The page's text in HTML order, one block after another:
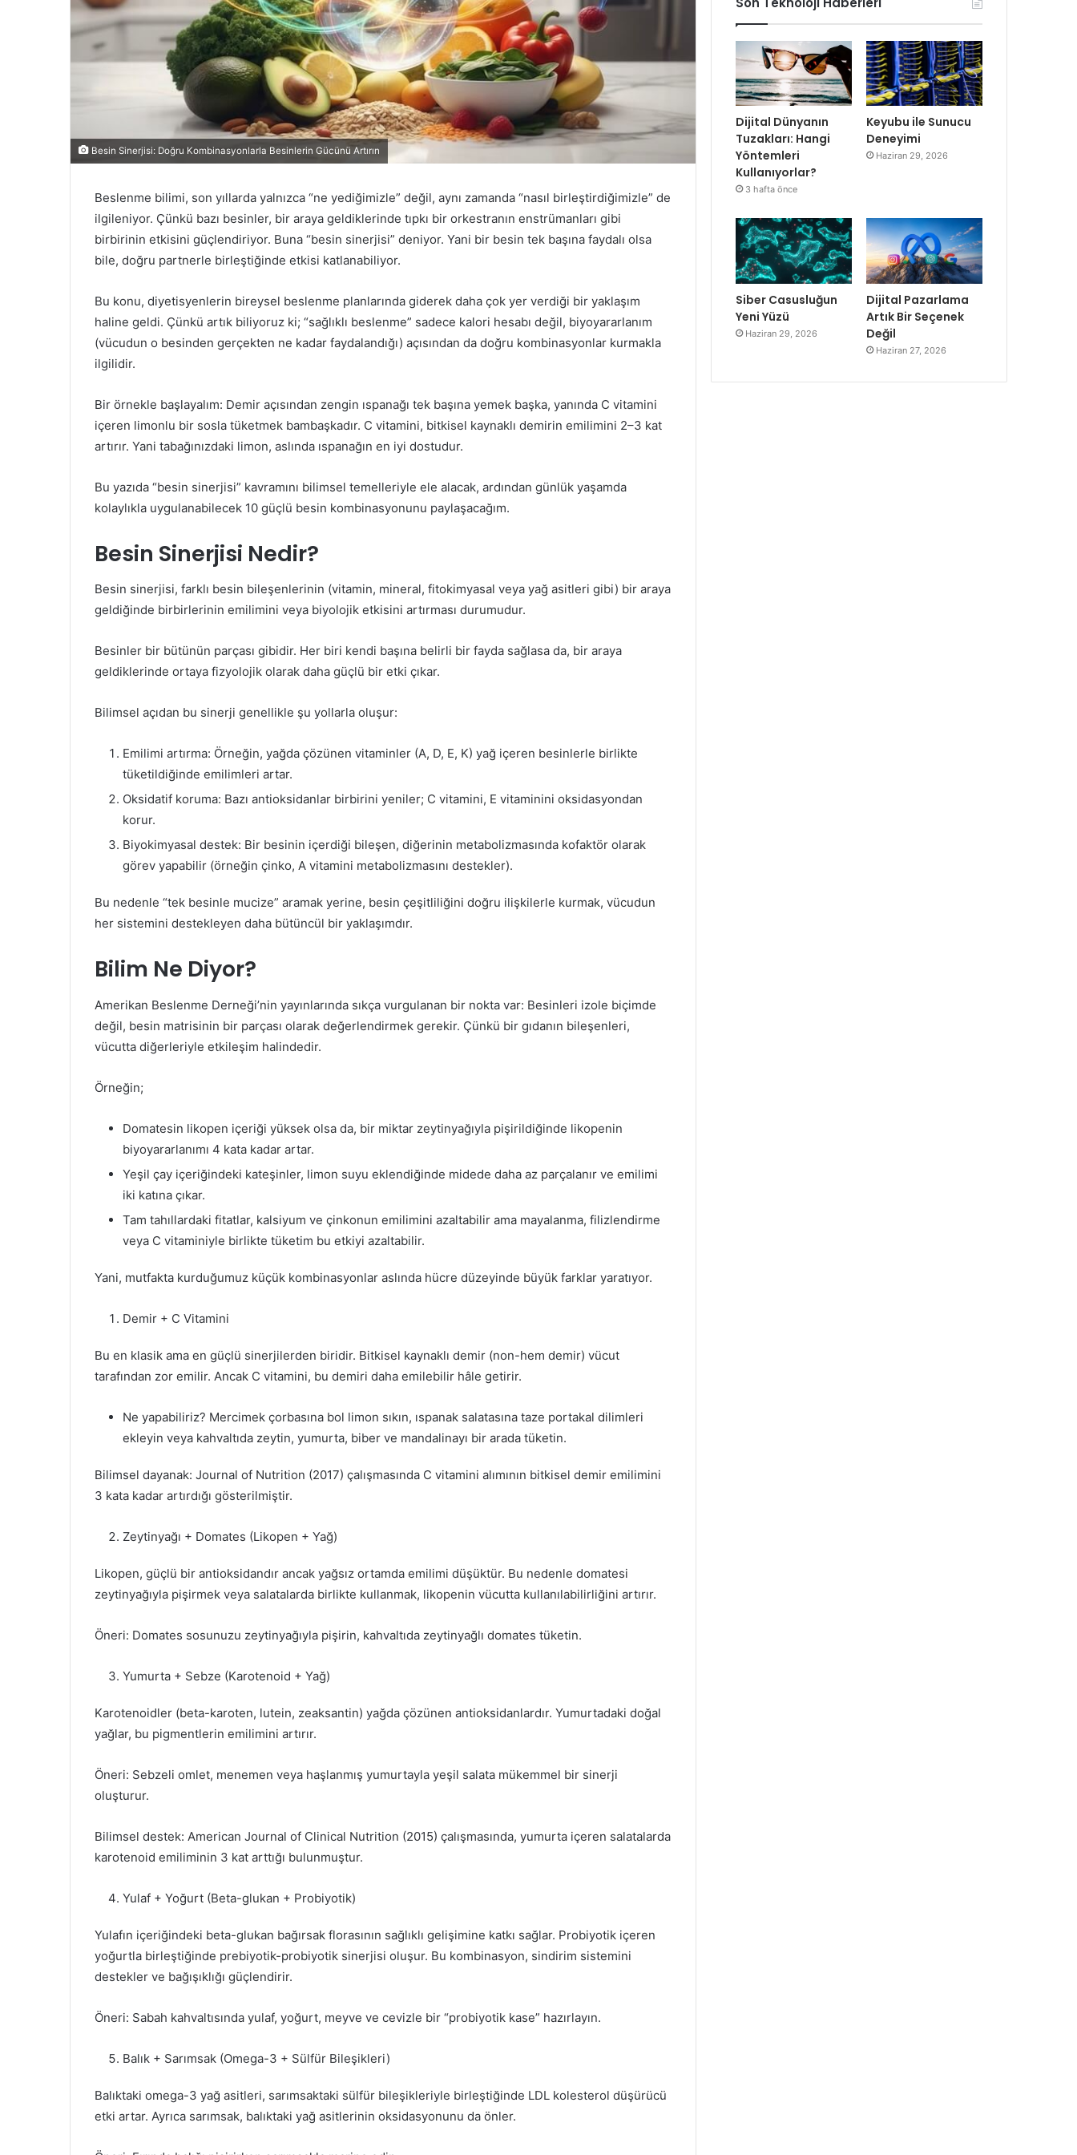
Besin Sinerjisi: Doğru Kombinasyonlarla Besinlerin Gücünü Artırın
Beslenme bilimi, son yıllarda yalnızca “ne yediğimizle” değil, aynı zamanda “nasıl birleştirdiğimizle” de
ilgileniyor. Çünkü bazı besinler, bir araya geldiklerinde tıpkı bir orkestranın enstrümanları gibi
birbirinin etkisini güçlendiriyor. Buna “besin sinerjisi” deniyor. Yani bir besin tek başına faydalı olsa
bile, doğru partnerle birleştiğinde etkisi katlanabiliyor.
Bu konu, diyetisyenlerin bireysel beslenme planlarında giderek daha çok yer verdiği bir yaklaşım
haline geldi. Çünkü artık biliyoruz ki; “sağlıklı beslenme” sadece kalori hesabı değil, biyoyararlanım
(vücudun o besinden gerçekten ne kadar faydalandığı) açısından da doğru kombinasyonlar kurmakla
ilgilidir.
Bir örnekle başlayalım: Demir açısından zengin ıspanağı tek başına yemek başka, yanında C vitamini
içeren limonlu bir sosla tüketmek bambaşkadır. C vitamini, bitkisel kaynaklı demirin emilimini 2–3 kat
artırır. Yani tabağınızdaki limon, aslında ıspanağın en iyi dostudur.
Bu yazıda “besin sinerjisi” kavramını bilimsel temelleriyle ele alacak, ardından günlük yaşamda
kolaylıkla uygulanabilecek 10 güçlü besin kombinasyonunu paylaşacağım.
Besin Sinerjisi Nedir?
Besin sinerjisi, farklı besin bileşenlerinin (vitamin, mineral, fitokimyasal veya yağ asitleri gibi) bir araya
geldiğinde birbirlerinin emilimini veya biyolojik etkisini artırması durumudur.
Besinler bir bütünün parçası gibidir. Her biri kendi başına belirli bir fayda sağlasa da, bir araya
geldiklerinde ortaya fizyolojik olarak daha güçlü bir etki çıkar.
Bilimsel açıdan bu sinerji genellikle şu yollarla oluşur:
Emilimi artırma: Örneğin, yağda çözünen vitaminler (A, D, E, K) yağ içeren besinlerle birlikte
tüketildiğinde emilimleri artar.
Oksidatif koruma: Bazı antioksidanlar birbirini yeniler; C vitamini, E vitaminini oksidasyondan
korur.
Biyokimyasal destek: Bir besinin içerdiği bileşen, diğerinin metabolizmasında kofaktör olarak
görev yapabilir (örneğin çinko, A vitamini metabolizmasını destekler).
Bu nedenle “tek besinle mucize” aramak yerine, besin çeşitliliğini doğru ilişkilerle kurmak, vücudun
her sistemini destekleyen daha bütüncül bir yaklaşımdır.
Bilim Ne Diyor?
Amerikan Beslenme Derneği’nin yayınlarında sıkça vurgulanan bir nokta var: Besinleri izole biçimde
değil, besin matrisinin bir parçası olarak değerlendirmek gerekir. Çünkü bir gıdanın bileşenleri,
vücutta diğerleriyle etkileşim halindedir.
Örneğin;
Domatesin likopen içeriği yüksek olsa da, bir miktar zeytinyağıyla pişirildiğinde likopenin
biyoyararlanımı 4 kata kadar artar.
Yeşil çay içeriğindeki kateşinler, limon suyu eklendiğinde midede daha az parçalanır ve emilimi
iki katına çıkar.
Tam tahıllardaki fitatlar, kalsiyum ve çinkonun emilimini azaltabilir ama mayalanma, filizlendirme
veya C vitaminiyle birlikte tüketim bu etkiyi azaltabilir.
Yani, mutfakta kurduğumuz küçük kombinasyonlar aslında hücre düzeyinde büyük farklar yaratıyor.
Demir + C Vitamini
Bu en klasik ama en güçlü sinerjilerden biridir. Bitkisel kaynaklı demir (non-hem demir) vücut
tarafından zor emilir. Ancak C vitamini, bu demiri daha emilebilir hâle getirir.
Ne yapabiliriz? Mercimek çorbasına bol limon sıkın, ıspanak salatasına taze portakal dilimleri
ekleyin veya kahvaltıda zeytin, yumurta, biber ve mandalinayı bir arada tüketin.
Bilimsel dayanak: Journal of Nutrition (2017) çalışmasında C vitamini alımının bitkisel demir emilimini
3 kata kadar artırdığı gösterilmiştir.
Zeytinyağı + Domates (Likopen + Yağ)
Likopen, güçlü bir antioksidandır ancak yağsız ortamda emilimi düşüktür. Bu nedenle domatesi
zeytinyağıyla pişirmek veya salatalarda birlikte kullanmak, likopenin vücutta kullanılabilirliğini artırır.
Öneri: Domates sosunuzu zeytinyağıyla pişirin, kahvaltıda zeytinyağlı domates tüketin.
Yumurta + Sebze (Karotenoid + Yağ)
Karotenoidler (beta-karoten, lutein, zeaksantin) yağda çözünen antioksidanlardır. Yumurtadaki doğal
yağlar, bu pigmentlerin emilimini artırır.
Öneri: Sebzeli omlet, menemen veya haşlanmış yumurtayla yeşil salata mükemmel bir sinerji
oluşturur.
Bilimsel destek: American Journal of Clinical Nutrition (2015) çalışmasında, yumurta içeren salatalarda
karotenoid emiliminin 3 kat arttığı bulunmuştur.
Yulaf + Yoğurt (Beta-glukan + Probiyotik)
Yulafın içeriğindeki beta-glukan bağırsak florasının sağlıklı gelişimine katkı sağlar. Probiyotik içeren
yoğurtla birleştiğinde prebiyotik-probiyotik sinerjisi oluşur. Bu kombinasyon, sindirim sistemini
destekler ve bağışıklığı güçlendirir.
Öneri: Sabah kahvaltısında yulaf, yoğurt, meyve ve cevizle bir “probiyotik kase” hazırlayın.
Balık + Sarımsak (Omega-3 + Sülfür Bileşikleri)
Balıktaki omega-3 yağ asitleri, sarımsaktaki sülfür bileşikleriyle birleştiğinde LDL kolesterol düşürücü
etki artar. Ayrıca sarımsak, balıktaki yağ asitlerinin oksidasyonunu da önler.
Dijital Dünyanın
Tuzakları: Hangi
Yöntemleri
Kullanıyorlar?
3 hafta önce
Keyubu ile Sunucu
Deneyimi
Haziran 29, 2026
Siber Casusluğun
Yeni Yüzü
Haziran 29, 2026
Dijital Pazarlama
Artık Bir Seçenek
Değil
Haziran 27, 2026